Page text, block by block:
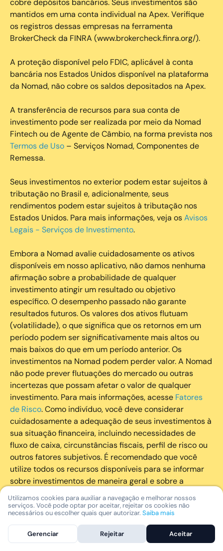
cobre depósitos bancários. Seus investimentos são
mantidos em uma conta individual na Apex. Verifique
os registros dessas empresas na ferramenta
BrokerCheck da FINRA (www.brokercheck.finra.org/).
A proteção disponível pelo FDIC, aplicável à conta
bancária nos Estados Unidos disponível na plataforma
da Nomad, não cobre os saldos depositados na Apex.
A transferência de recursos para sua conta de
investimento pode ser realizada por meio da Nomad
Fintech ou de Agente de Câmbio, na forma prevista nos
Termos de Uso – Serviços Nomad, Componentes de
Remessa.
Seus investimentos no exterior podem estar sujeitos à
tributação no Brasil e, adicionalmente, seus
rendimentos podem estar sujeitos à tributação nos
Estados Unidos. Para mais informações, veja osAvisos
Legais - Serviços de Investimento.
Embora a Nomad avalie cuidadosamente os ativos
disponíveis em nosso aplicativo, não damos nenhuma
afirmação sobre a probabilidade de qualquer
investimento atingir um resultado ou objetivo
específico. O desempenho passado não garante
resultados futuros. Os valores dos ativos flutuam
(volatilidade), o que significa que os retornos em um
período podem ser significativamente mais altos ou
mais baixos do que em um período anterior. Os
investimentos na Nomad podem perder valor. A Nomad
não pode prever flutuações do mercado ou outras
incertezas que possam afetar o valor de qualquer
investimento. Para mais informações, acesse Fatores
de Risco. Como indivíduo, você deve considerar
cuidadosamente a adequação de seus investimentos à
sua situação financeira, incluindo necessidades de
fluxo de caixa, circunstâncias fiscais, perfil de risco ou
outros fatores subjetivos. É recomendado que você
utilize todos os recursos disponíveis para se informar
sobre investimentos de maneira geral e sobre a
composição geral de seu portfólio. Questões fiscais ou
legais relativas aos investimentos realizados através da
Nomad devem ser obtidas pelos próprios clientes. A
Nomad e suas afiliadas não fornecem nenhum tipo de
aconselhamento legal ou fiscal.
Utilizamos cookies para auxiliar a navegação e melhorar nossos
serviços. Você pode optar por aceitar, rejeitar os cookies não
necessários ou escolher quais quer autorizar. Saiba mais
Gerenciar Rejeitar Aceitar